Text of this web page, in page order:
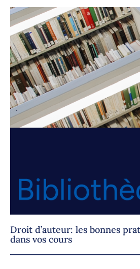
Droit d’auteur: les bonnes
dans vos cours